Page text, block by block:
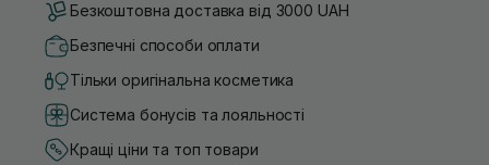
Безкоштовна доставка від 3000 UAH
Безпечні способи оплати
Тільки оригінальна косметика
Система бонусів та лояльності
Кращі ціни та топ товари